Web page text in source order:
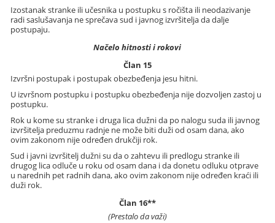
Izostanak stranke ili učesnika u postupku s ročišta ili neodazivanje
radi saslušavanja ne sprečava sud i javnog izvršitelja da dalje
postupaju.
Načelo hitnosti i rokovi
Član 15
Izvršni postupak i postupak obezbeđenja jesu hitni.
U izvršnom postupku i postupku obezbeđenja nije dozvoljen zastoj u
postupku.
Rok u kome su stranke i druga lica dužni da po nalogu suda ili javnog
izvršitelja preduzmu radnje ne može biti duži od osam dana, ako
ovim zakonom nije određen drukčiji rok.
Sud i javni izvršitelj dužni su da o zahtevu ili predlogu stranke ili
drugog lica odluče u roku od osam dana i da donetu odluku otprave
u narednih pet radnih dana, ako ovim zakonom nije određen kraći ili
duži rok.
Član 16**
(Prestalo da važi)